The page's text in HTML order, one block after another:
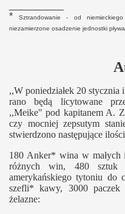
*Sztrandowanie - od
niezamierzone osadzenie jednostki
,,W poniedziałek 20
rano będą licytowane
,,Meike" pod kapitanem A.
czy mocniej zepsutym
stwierdzono następujące
180 Anker* wina w małych
różnych win, 480 sztuk
amerykańskiego tytoniu do
szefli* kawy, 3000 paczek
żelazne: